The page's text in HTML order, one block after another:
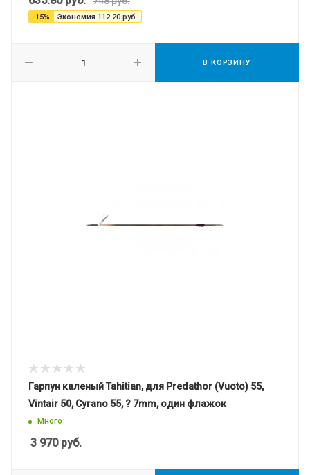
-15% Экономия 112.20 руб.
В КОРЗИНУ
Гарпун каленый Tahitian, для Predathor (Vuoto) 55,
Vintair 50, Cyrano 55, ? 7mm, один флажок
Много
3 970руб.